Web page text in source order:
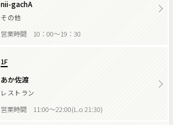
nii-gachA
その他
営業時間 10：00～19：30
1F
あか佐渡
レストラン
営業時間 11:00～22:00(L.o 21:30)